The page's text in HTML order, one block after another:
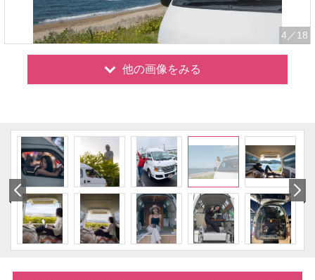
4 ／18
他の画像をみる